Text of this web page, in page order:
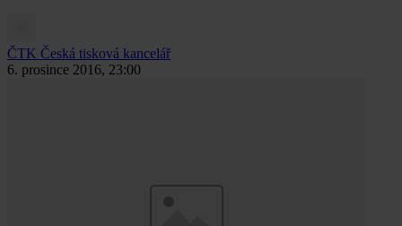
ČTK Česká tisková kancelář
6. prosince 2016, 23:00